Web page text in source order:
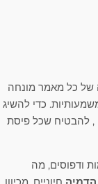
של כל מאמר מונחה
כדי להשיג
, להבטיח שכל פיסת
ודפוסים, מה